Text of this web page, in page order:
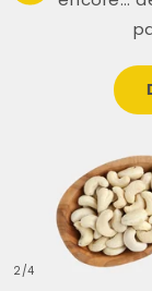
2/
de
4